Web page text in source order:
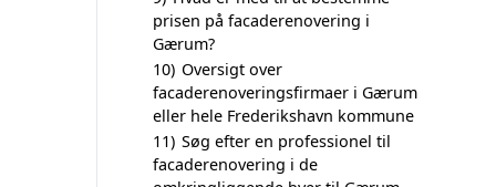
prisen på facaderenovering i
Gærum?
10) Oversigt over
facaderenoveringsfirmaer i Gærum
eller hele Frederikshavn kommune
11) Søg efter en professionel til
facaderenovering i de